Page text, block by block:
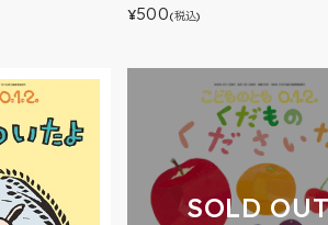
¥500(税込)
SOLD